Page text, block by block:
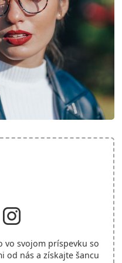
vo svojom príspevku so
od nás a získajte šancu